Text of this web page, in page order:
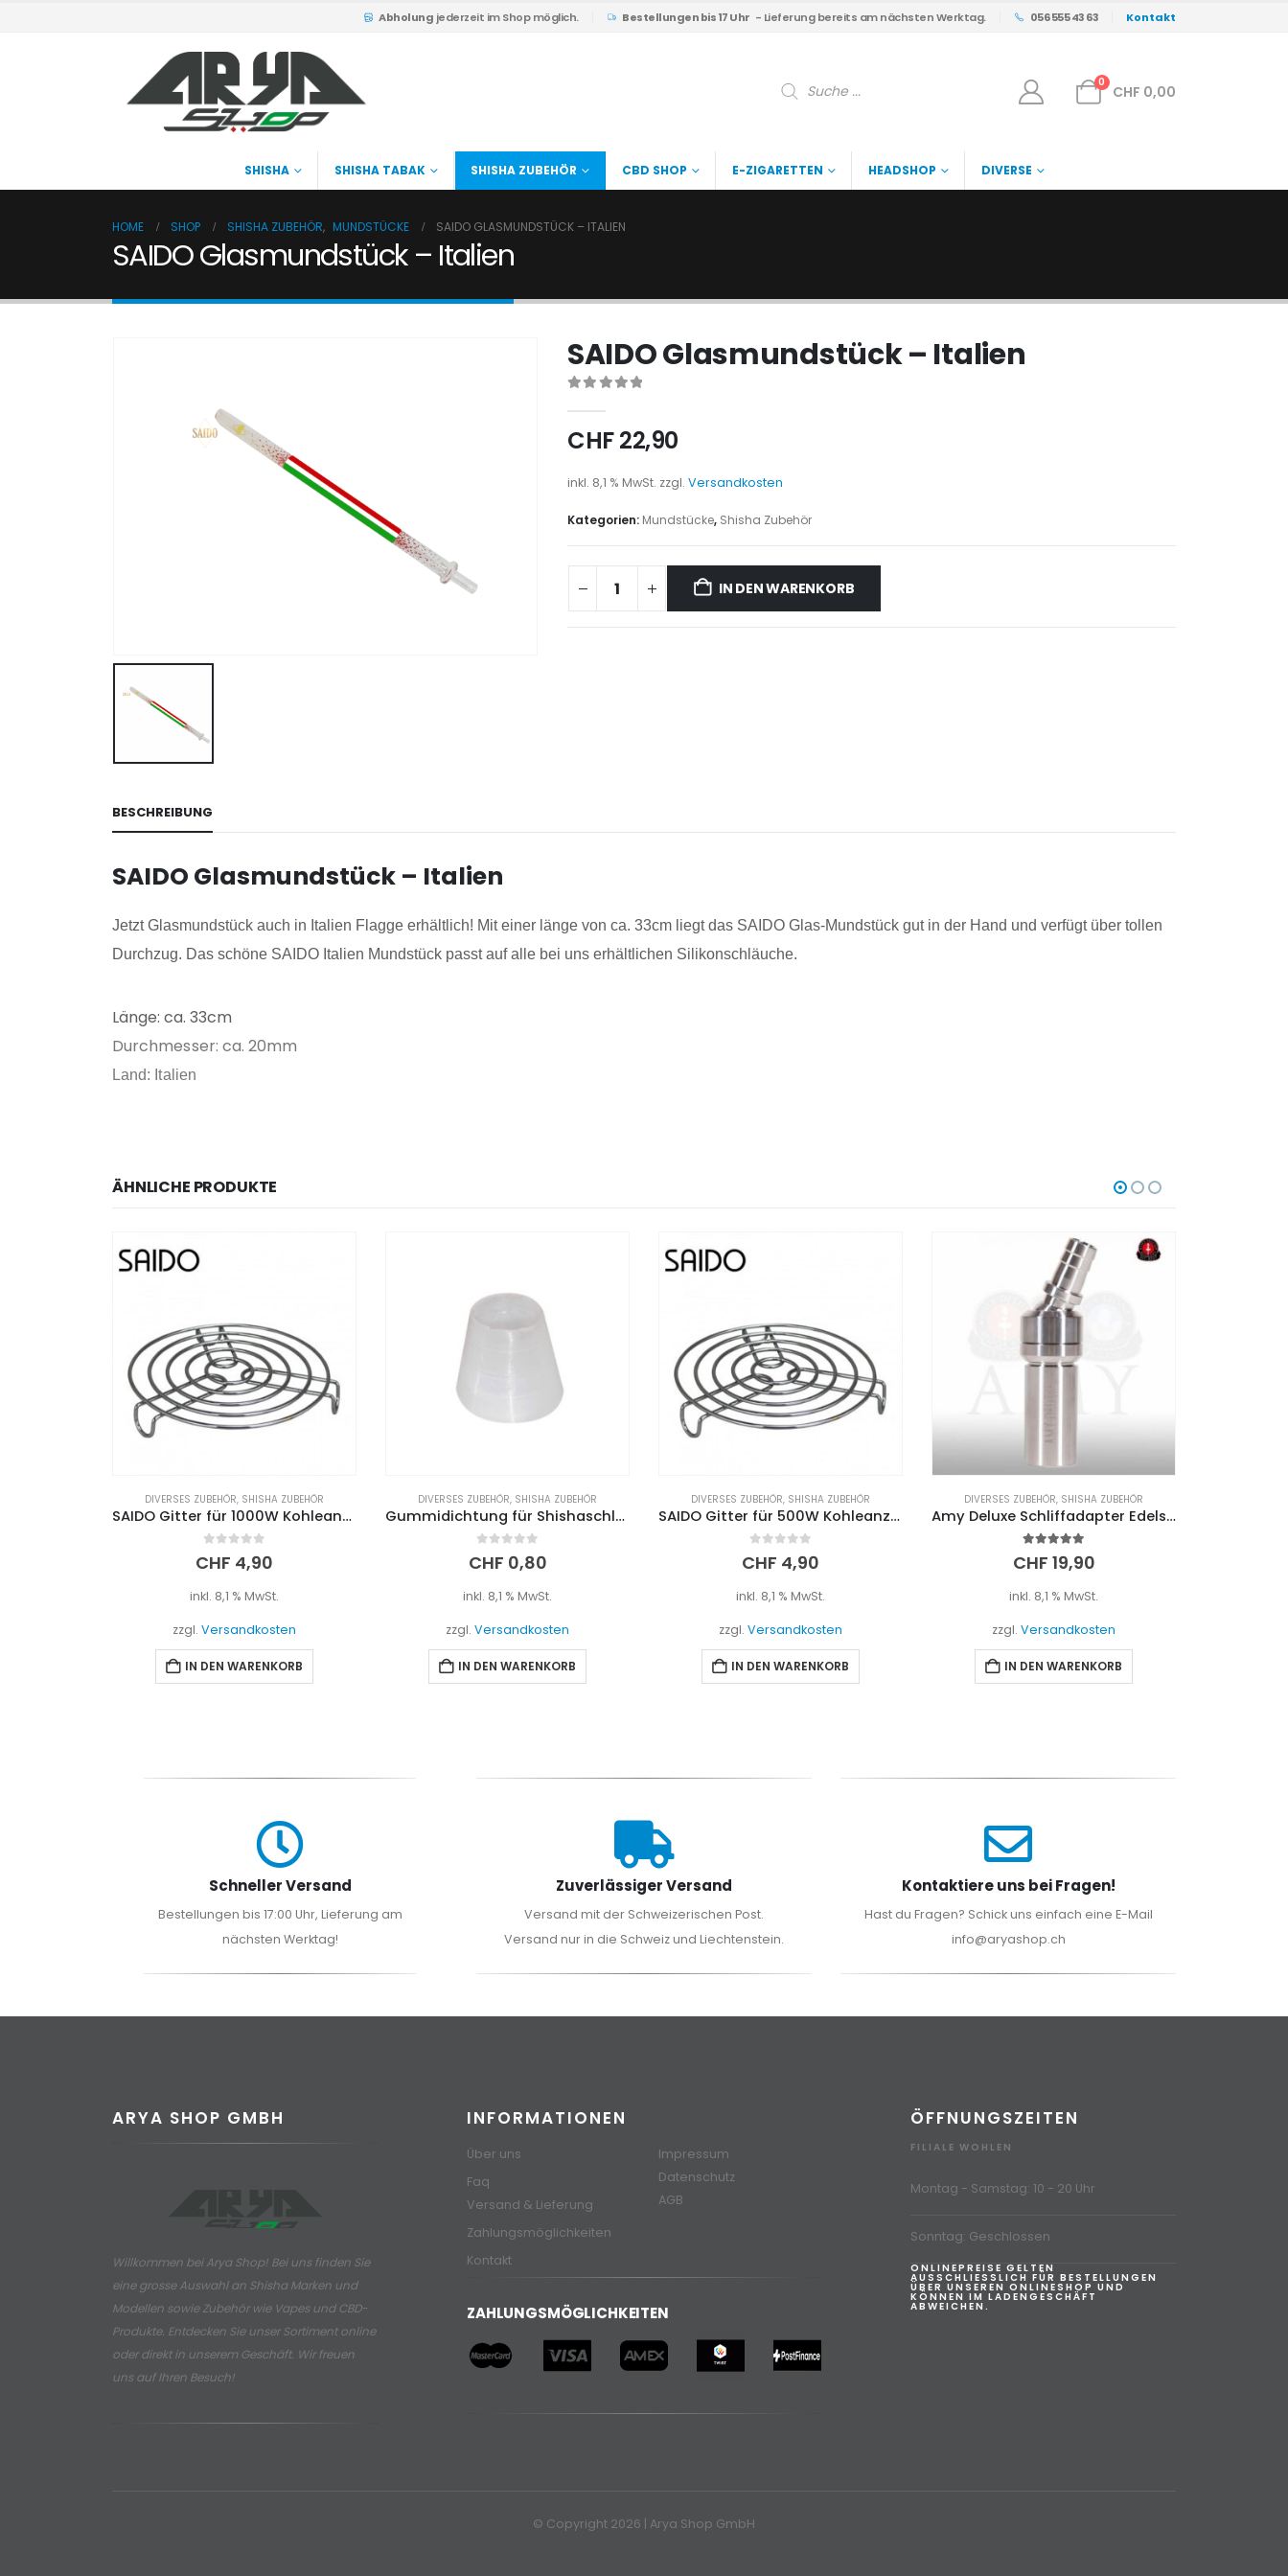
Abholung jederzeit im Shop möglich. Bestellungen bis 17 Uhr - Lieferung bereits am nächsten Werktag. 056 555 43 63 Kontakt
Products
search
0
CHF 0,00
SHISHA SHISHA TABAK SHISHA ZUBEHÖR CBD SHOP E-ZIGARETTEN HEADSHOP DIVERSE
HOME SHOP SHISHA ZUBEHÖR, MUNDSTÜCKE SAIDO GLASMUNDSTÜCK – ITALIEN
SAIDO Glasmundstück – Italien
SAIDO Glasmundstück – Italien
CHF22,90
inkl. 8,1 % MwSt. zzgl. Versandkosten
Kategorien: Mundstücke, Shisha Zubehör
IN DEN WARENKORB
BESCHREIBUNG
SAIDO Glasmundstück – Italien
Jetzt Glasmundstück auch in Italien Flagge erhältlich! Mit einer länge von ca. 33cm liegt das SAIDO Glas-Mundstück gut in der Hand und verfügt über tollen
Durchzug. Das schöne SAIDO Italien Mundstück passt auf alle bei uns erhältlichen Silikonschläuche.
Länge: ca. 33cm
Durchmesser: ca. 20mm
Land: Italien
ÄHNLICHE PRODUKTE
DIVERSES ZUBEHÖR, SHISHA ZUBEHÖR
Gummidichtung für Shishaschlauch – Silikon
out of 5
CHF 0,80
inkl. 8,1 % MwSt.
zzgl. Versandkosten
IN DEN WARENKORB
DIVERSES ZUBEHÖR, SHISHA ZUBEHÖR
SAIDO Gitter für 500W Kohleanzünder
out of 5
CHF 4,90
inkl. 8,1 % MwSt.
zzgl. Versandkosten
IN DEN WARENKORB
DIVERSES ZUBEHÖR, SHISHA ZUBEHÖR
Amy Deluxe Schliffadapter Edelstahl
out of 5
CHF19,90
inkl. 8,1 % MwSt.
zzgl. Versandkosten
IN DEN WARENKORB
E-ZIGARETTEN,E-ZIGARETTEN,SHISHA ZUBEHÖR
Kangerm 100 Watt E-Shisha Kopf
out of 5
CHF119,90
inkl. 8,1 % MwSt.
zzgl. Versandkosten
IN DEN WARENKORB
Schneller Versand
Bestellungen bis 17:00 Uhr, Lieferung am
nächsten Werktag!
Zuverlässiger Versand
Versand mit der Schweizerischen Post.
Versand nur in die Schweiz und Liechtenstein.
Kontaktiere uns bei Fragen!
Hast du Fragen? Schick uns einfach eine E-Mail
info@aryashop.ch
ARYA SHOP GMBH
Willkommen bei Arya Shop! Bei uns finden Sie
eine grosse Auswahl an Shisha Marken und
Modellen sowie Zubehör wie Vapes und CBD-
Produkte. Entdecken Sie unser Sortiment online
oder direkt in unserem Geschäft. Wir freuen
uns auf Ihren Besuch!
INFORMATIONEN
Über uns
Faq
Versand & Lieferung
Zahlungsmöglichkeiten
Kontakt
Impressum
Datenschutz
AGB
ZAHLUNGSMÖGLICHKEITEN
ÖFFNUNGSZEITEN
FILIALE WOHLEN
Montag - Samstag: 10 - 20 Uhr
Sonntag: Geschlossen
ONLINEPREISE GELTEN
AUSSCHLIESSLICH FÜR BESTELLUNGEN
ÜBER UNSEREN ONLINESHOP UND
KÖNNEN IM LADENGESCHÄFT
ABWEICHEN.
© Copyright 2026 | Arya Shop GmbH